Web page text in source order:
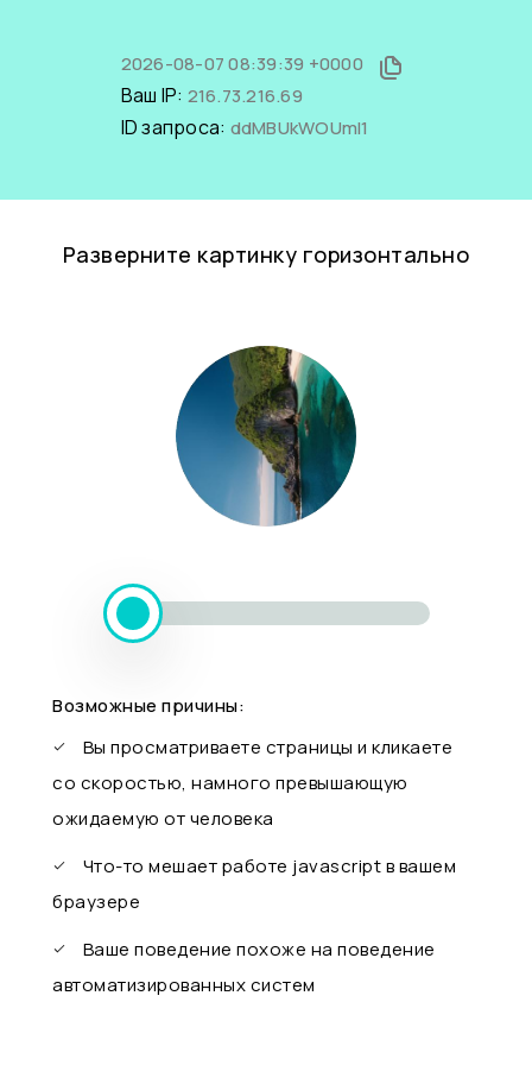
2026-08-07 08:39:39 +0000
Ваш IP: 216.73.216.69
ID запроса: ddMBUkWOUmI1
Разверните картинку горизонтально
Возможные причины:
Вы просматриваете страницы и кликаете
со скоростью, намного превышающую
ожидаемую от человека
Что-то мешает работе javascript в вашем
браузере
Ваше поведение похоже на поведение
автоматизированных систем